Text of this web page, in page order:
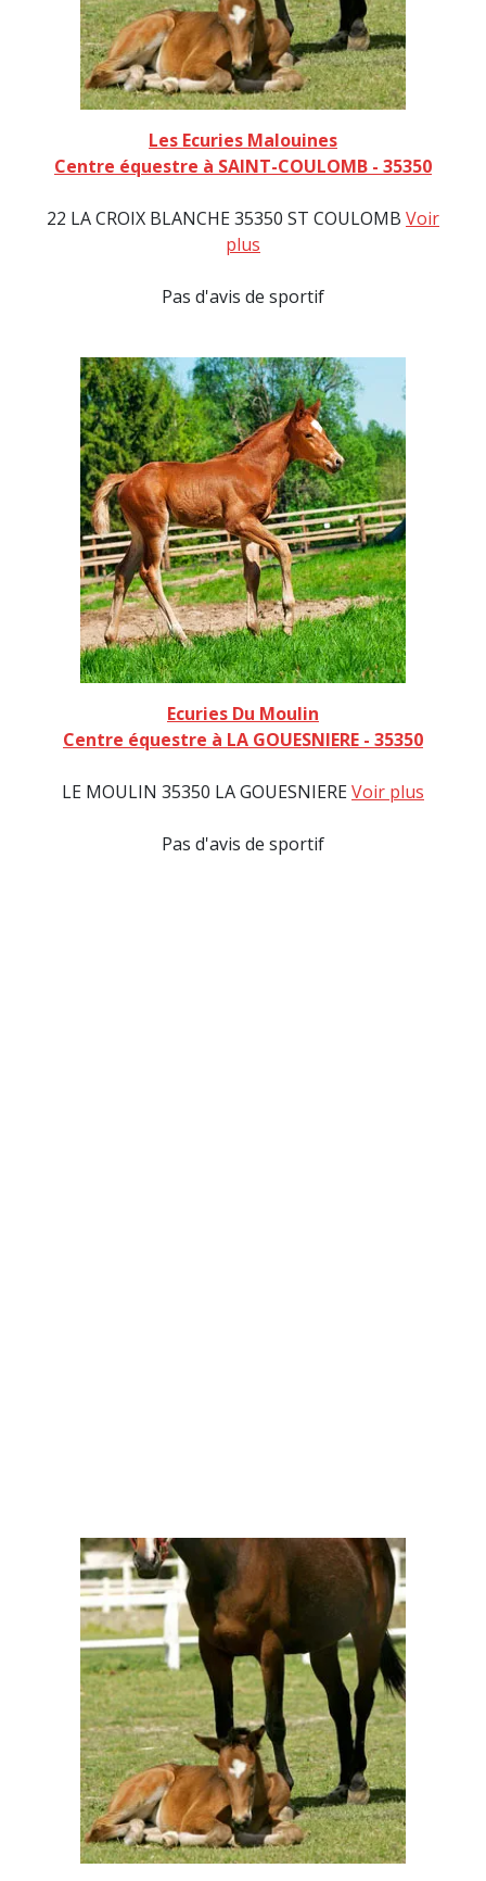
Les Ecuries Malouines
Centre équestre à SAINT-COULOMB - 35350
22 LA CROIX BLANCHE 35350 ST COULOMB Voir
plus
Pas d'avis de sportif
Ecuries Du Moulin
Centre équestre à LA GOUESNIERE - 35350
LE MOULIN 35350 LA GOUESNIEREVoir plus
Pas d'avis de sportif